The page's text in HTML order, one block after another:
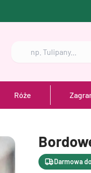
Szukaj
Róże
Darmowa